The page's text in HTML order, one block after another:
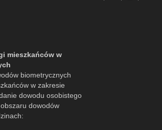
mieszkańców w
biometrycznych
w zakresie
dowodu osobistego
dowodów